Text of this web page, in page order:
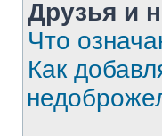
Друзья и
Что
Как